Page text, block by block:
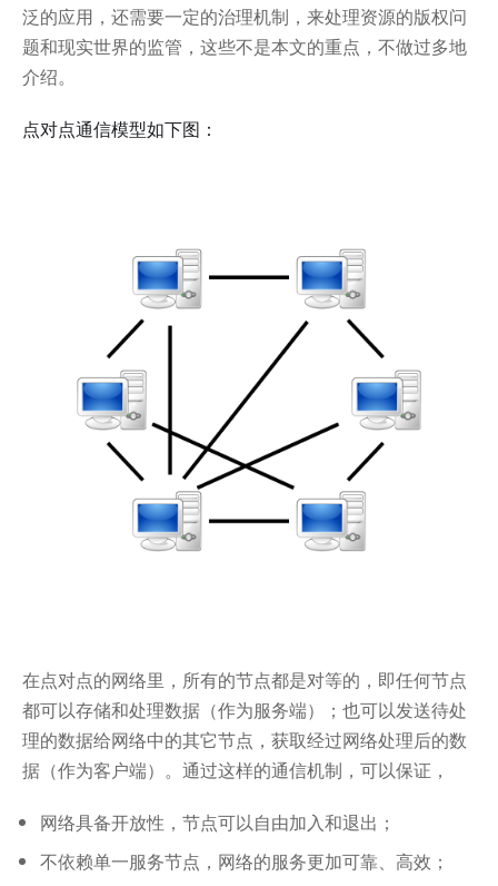
泛的应用，还需要一定的治理机制，来处理资源的版权问
题和现实世界的监管，这些不是本文的重点，不做过多地
介绍。
点对点通信模型如下图：
在点对点的网络里，所有的节点都是对等的，即任何节点
都可以存储和处理数据（作为服务端）；也可以发送待处
理的数据给网络中的其它节点，获取经过网络处理后的数
据（作为客户端）。通过这样的通信机制，可以保证，
网络具备开放性，节点可以自由加入和退出；
不依赖单一服务节点，网络的服务更加可靠、高效；